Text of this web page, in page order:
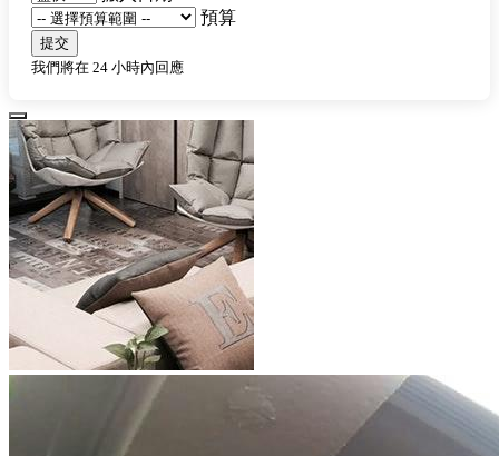
預算
提交
我們將在 24 小時內回應